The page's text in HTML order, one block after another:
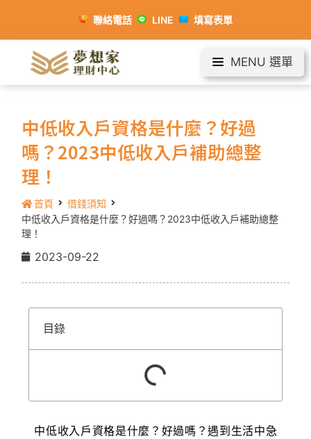
聯絡電話 LINE 填寫表單
MENU 選單
中低收入戶資格是什麼？好過
嗎？2023中低收入戶補助總整
理！
首頁
借錢須知
中低收入戶資格是什麼？好過嗎？2023中低收入戶補助總整
理！
2023-09-22
目錄
中低收入戶資格是什麼？好過嗎？遇到生活中急